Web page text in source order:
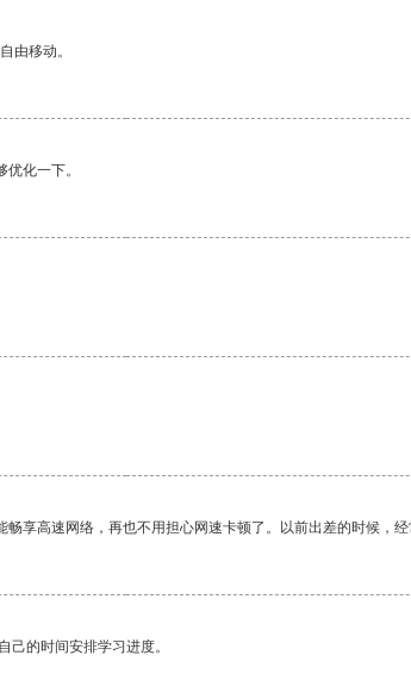
由移动。
化一下。
享高速网络，再也不用担心网速卡顿了。以前出差的时候，
的时间安排学习进度。